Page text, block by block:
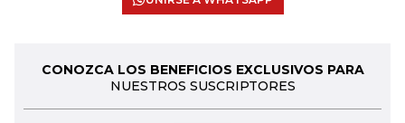
CONOZCA LOS BENEFICIOS EXCLUSIVOS PARA
NUESTROS SUSCRIPTORES